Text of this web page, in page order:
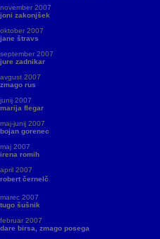
november 2007
joni zakonjšek
oktober 2007
jane štravs
september 2007
jure zadnikar
avgust 2007
zmago rus
junij 2007
marija flegar
maj-junij 2007
bojan gorenec
maj 2007
irena romih
april 2007
robert černelč
marec 2007
tugo šušnik
februar 2007
dare birsa, zmago posega